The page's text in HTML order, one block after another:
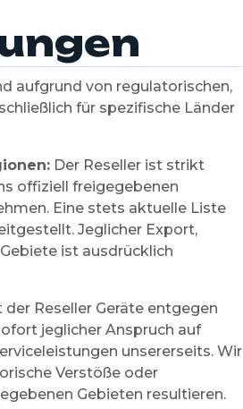
aufgrund von regulatorischen,
für spezifische Länder
Der Reseller ist strikt
offiziell freigegebenen
Eine stets aktuelle Liste
Jeglicher Export,
ist ausdrücklich
der Reseller Geräte entgegen
jeglicher Anspruch auf
unsererseits. Wir
Verstöße oder
Gebieten resultieren.